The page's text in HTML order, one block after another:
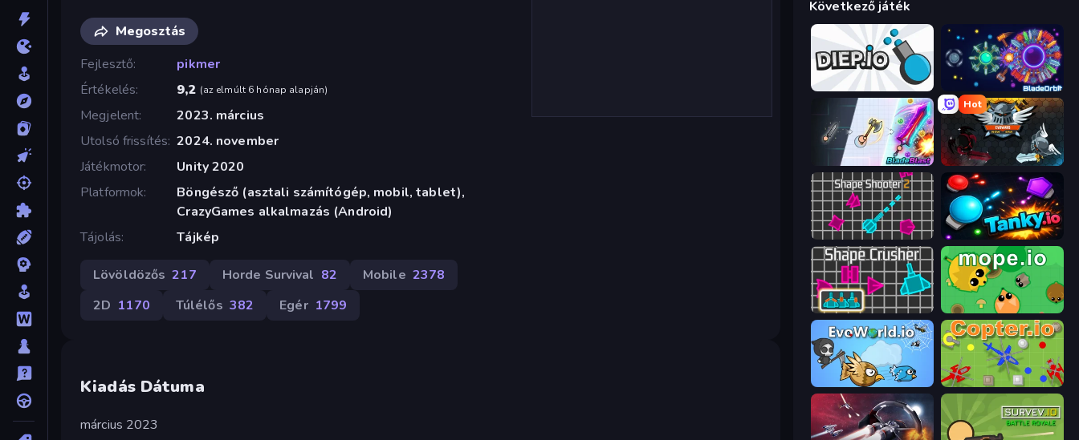
Megosztás
Fejlesztő
pikmer
Értékelés
9,2 (az elmúlt 6 hónap alapján)
Megjelent
2023. március
Utolsó frissítés 2024. november
Játékmotor
Unity 2020
Platformok
Böngésző (asztali számítógép, mobil, tablet),
CrazyGames alkalmazás (Android)
Tájolás
Tájkép
Lövöldözős 217 Horde Survival 82 Mobile 2378
2D 1170 Túlélős 382 Egér 1799
Kiadás Dátuma
március 2023
Következő játék
Diep.io BladeOrbit.io
BladeBlast.io
Hot
EvoWars.io
Shape Shooter 2 Tanky.io
Shape Crusher Mope.io
Copter.io